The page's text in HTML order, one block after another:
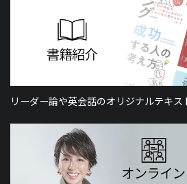
リーダー論や英会話のオリジナルテキ